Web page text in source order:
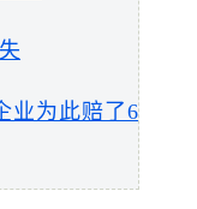
业为此赔了6